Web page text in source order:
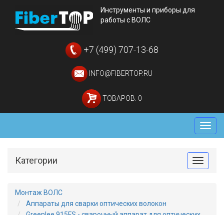
Инструменты и приборы для
работы с ВОЛС
+7 (499) 707-13-68
INFO@FIBERTOP.RU
ТОВАРОВ: 0
Меню
Toggle
Категории
Монтаж ВОЛС
Аппараты для сварки оптических волокон